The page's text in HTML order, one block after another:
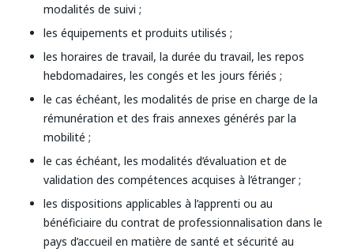
modalités de suivi ;
les équipements et produits utilisés ;
les horaires de travail, la durée du travail, les repos
hebdomadaires, les congés et les jours fériés ;
le cas échéant, les modalités de prise en charge de la
rémunération et des frais annexes générés par la
mobilité ;
le cas échéant, les modalités d’évaluation et de
validation des compétences acquises à l’étranger ;
les dispositions applicables à l’apprenti ou au
bénéficiaire du contrat de professionnalisation dans le
pays d’accueil en matière de santé et sécurité au